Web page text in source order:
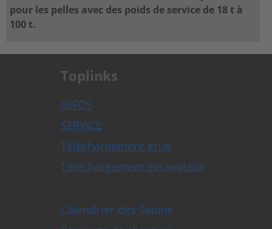
pour les pelles avec des poids de service de 18 t à
100 t.
Toplinks
INFOS
SERVICE
Téléchargement grue
Téléchargement excavateur
Calendrier des Salons